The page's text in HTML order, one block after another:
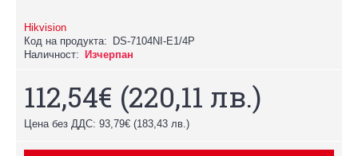
Hikvision
Код на продукта:
DS-7104NI-E1/4P
Наличност:
Изчерпан
112,54€ (220,11 лв.)
Цена без ДДС: 93,79€ (183,43 лв.)